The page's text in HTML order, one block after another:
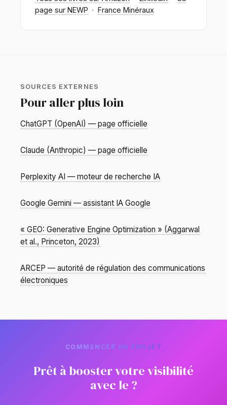
page sur NEWP · France Minéraux
SOURCES EXTERNES
Pour aller plus loin
ChatGPT (OpenAI) — page officielle
Claude (Anthropic) — page officielle
Perplexity AI — moteur de recherche IA
Google Gemini — assistant IA Google
« GEO: Generative Engine Optimization » (Aggarwal
et al., Princeton, 2023)
ARCEP — autorité de régulation des communications
électroniques
COMMENCER UN PROJET
Prêt à booster votre visibilité
avec le ?